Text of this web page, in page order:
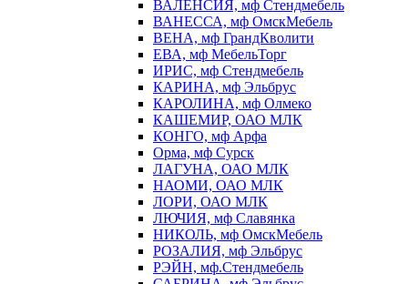
ВАЛЕНСИЯ, мф Стендмебель
ВАНЕССА, мф ОмскМебель
ВЕНА, мф ГрандКволити
ЕВА, мф МебельТорг
ИРИС, мф Стендмебель
КАРИНА, мф Эльбрус
КАРОЛИНА, мф Олмеко
КАШЕМИР, ОАО МЛК
КОНГО, мф Арфа
Орма, мф Сурск
ЛАГУНА, ОАО МЛК
НАОМИ, ОАО МЛК
ЛОРИ, ОАО МЛК
ЛЮЧИЯ, мф Славянка
НИКОЛЬ, мф ОмскМебель
РОЗАЛИЯ, мф Эльбрус
РЭЙН, мф.Стендмебель